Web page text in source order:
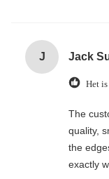
J Jack
Het
The
quality,
the
exactly